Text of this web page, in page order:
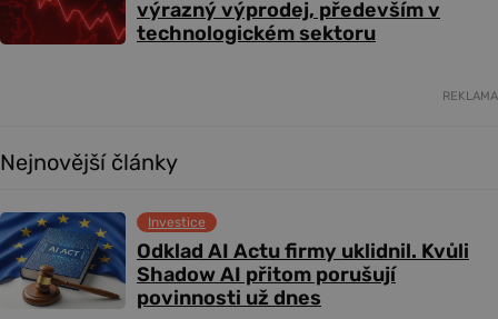
výrazný výprodej, především v
technologickém sektoru
REKLAMA
Nejnovější články
Odklad AI Actu firmy uklidnil. Kvůli
Shadow AI přitom porušují
povinnosti už dnes
Investice